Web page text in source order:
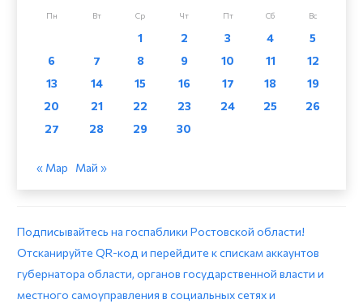
Пн Вт Ср Чт Пт Сб Вс
1 2 3 4
5
6
7 8 9 10 11
12
13
14 15 16 17 18
19
20
21 22 23 24 25
26
27
28 29 30
« Мар Май »
Подписывайтесь на госпаблики Ростовской области!
Отсканируйте QR-код и перейдите к спискам аккаунтов
губернатора области, органов государственной власти и
местного самоуправления в социальных сетях и